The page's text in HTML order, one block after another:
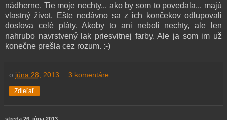
nádherne. Tie moje nechty... ako by som to povedala... majú
vlastný život. Ešte nedávno sa z ich končekov odlupovali
doslova celé pláty. Akoby to ani neboli nechty, ale len
nahrubo navrstvený lak priesvitnej farby. Ale ja som im už
konečne prešla cez rozum. :-)
o júna 28, 2013 3 komentáre:
Zdieľať